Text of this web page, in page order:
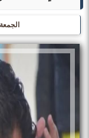
الجمعة